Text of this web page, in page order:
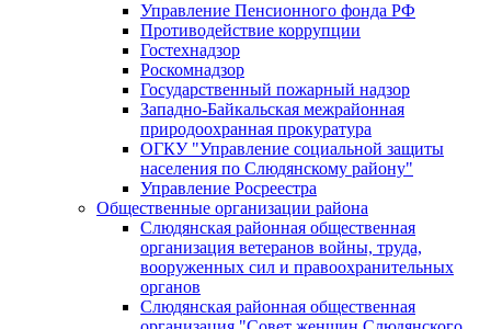
Управление Пенсионного фонда РФ
Противодействие коррупции
Гостехнадзор
Роскомнадзор
Государственный пожарный надзор
Западно-Байкальская межрайонная
природоохранная прокуратура
ОГКУ "Управление социальной защиты
населения по Слюдянскому району"
Управление Росреестра
Общественные организации района
Слюдянская районная общественная
организация ветеранов войны, труда,
вооруженных сил и правоохранительных
органов
Слюдянская районная общественная